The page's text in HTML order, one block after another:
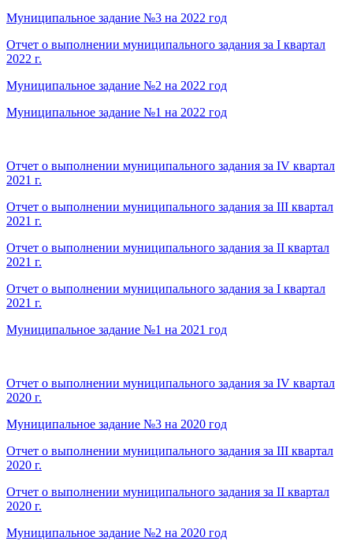
Муниципальное задание №3 на 2022 год
Отчет о выполнении муниципального задания за I квартал
2022 г.
Муниципальное задание №2 на 2022 год
Муниципальное задание №1 на 2022 год
Отчет о выполнении муниципального задания за IV квартал
2021 г.
Отчет о выполнении муниципального задания за III квартал
2021 г.
Отчет о выполнении муниципального задания за II квартал
2021 г.
Отчет о выполнении муниципального задания за I квартал
2021 г.
Муниципальное задание №1 на 2021 год
Отчет о выполнении муниципального задания за IV квартал
2020 г.
Муниципальное задание №3 на 2020 год
Отчет о выполнении муниципального задания за III квартал
2020 г.
Отчет о выполнении муниципального задания за II квартал
2020 г.
Муниципальное задание №2 на 2020 год